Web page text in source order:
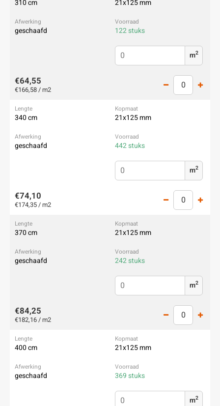
310 cm 21x125 mm
geschaafd 122 stuks
m2
€64,55
€166,58 / m2
340 cm 21x125 mm
geschaafd 442 stuks
m2
€74,10
€174,35 / m2
370 cm 21x125 mm
geschaafd 242 stuks
m2
€84,25
€182,16 / m2
400 cm 21x125 mm
geschaafd 369 stuks
m2